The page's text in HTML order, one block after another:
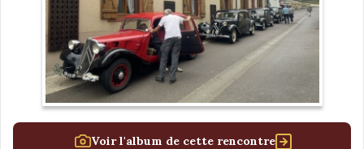
Voir l'album de cette rencontre